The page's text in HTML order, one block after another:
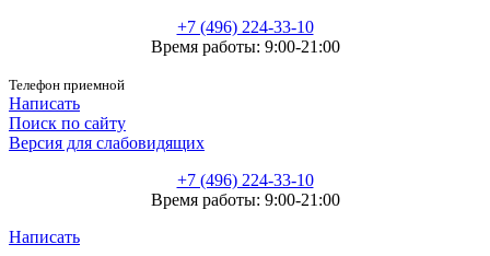
+7 (496) 224-33-10
Время работы: 9:00-21:00
Телефон приемной
Написать
Поиск по сайту
Версия для слабовидящих
+7 (496) 224-33-10
Время работы: 9:00-21:00
Написать